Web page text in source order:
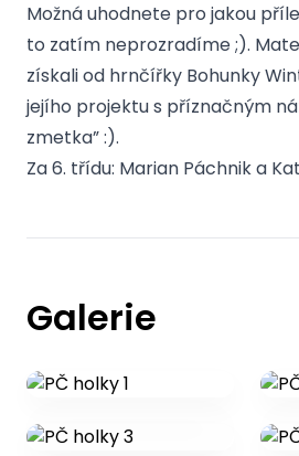
Možná uhodnete pro jakou
to zatím neprozradíme ;).
získali od hrnčířky Bohunky
jejího projektu s příznačným
zmetka” :).
Za 6. třídu: Marian Páchnik a
Galerie